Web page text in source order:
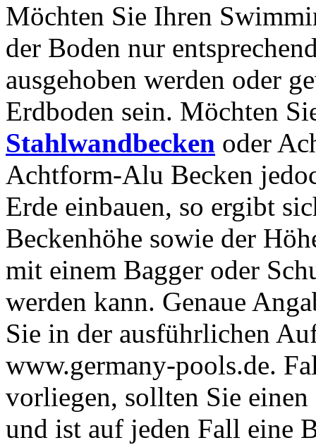
Möchten Sie Ihren
der Boden nur
ausgehoben werden oder
Erdboden sein. Möchten
Stahlwandbecken oder
Achtform-Alu Becken
Erde einbauen, so ergibt
Beckenhöhe sowie der
mit einem Bagger oder
werden kann. Genaue
Sie in der ausführlichen
www.germany-pools.de.
vorliegen, sollten Sie
und ist auf jeden Fall eine